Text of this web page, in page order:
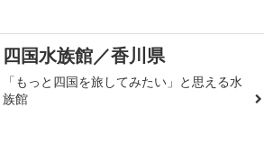
四国水族館／香川県
「もっと四国を旅してみたい」と思える水
族館